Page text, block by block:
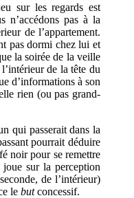
sur les regards est
n’accédons pas à la
de l’appartement.
pas dormi chez lui et
la soirée de la veille
de la tête du
d’informations à son
rien (ou pas grand-
qui passerait dans la
pourrait déduire
noir pour se remettre
sur la perception
de l’intérieur)
le butconcessif.